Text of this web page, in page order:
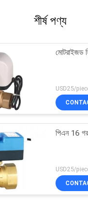
শীর্ষ পণ্য
মোটরাইজড
পিএন 16